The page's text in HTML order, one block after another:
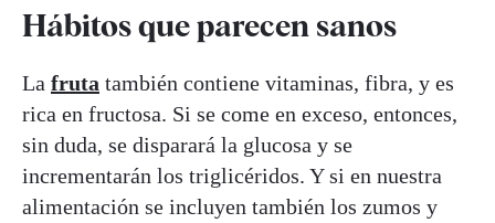
Hábitos que parecen sanos
La fruta también contiene vitaminas, fibra, y es
rica en fructosa. Si se come en exceso, entonces,
sin duda, se disparará la glucosa y se
incrementarán los triglicéridos. Y si en nuestra
alimentación se incluyen también los zumos y